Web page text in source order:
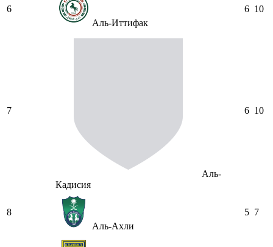
6
Аль-Иттифак
6 10
7
Аль-
Кадисия
6 10
8
Аль-Ахли
5 7